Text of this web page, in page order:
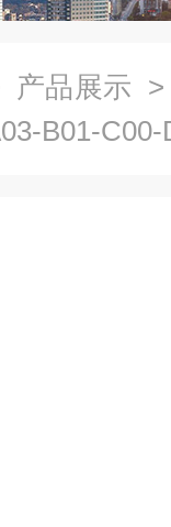
产品展示
B01-